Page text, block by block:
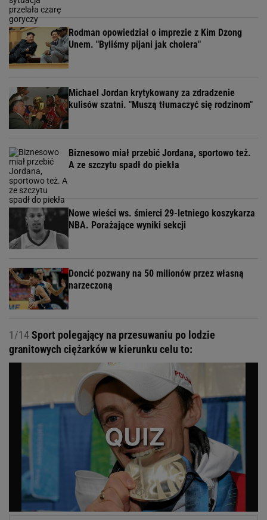
Rodman opowiedział o imprezie z Kim Dzong
Unem. "Byliśmy pijani jak cholera"
Michael Jordan krytykowany za zdradzenie
kulisów szatni. "Muszą tłumaczyć się rodzinom"
Biznesowo miał przebić Jordana, sportowo też.
A ze szczytu spadł do piekła
Nowe wieści ws. śmierci 29-letniego koszykarza
NBA. Porażające wyniki sekcji
Doncić pozwany na 50 milionów przez własną
narzeczoną
1/14Sport polegający na przesuwaniu po lodzie
granitowych ciężarków w kierunku celu to: